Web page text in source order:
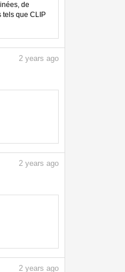
de
tels que CLIP
2 years ago
2 years ago
2 years ago